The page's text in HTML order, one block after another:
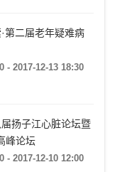
第二届老年疑难病
- 2017-12-13 18:30
扬子江心脏论坛暨
峰论坛
- 2017-12-10 12:00